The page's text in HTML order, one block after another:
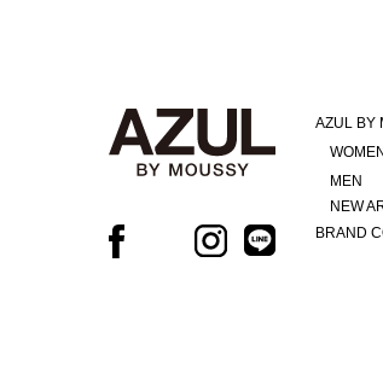
AZUL BY
MEN
NEW
BRAND